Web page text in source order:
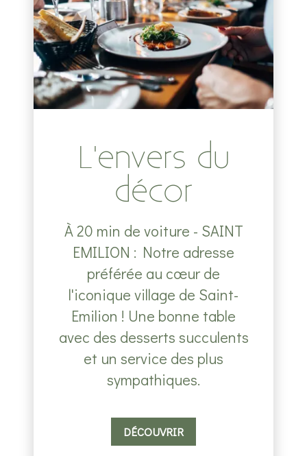
L'envers du
décor
À 20 min de voiture - SAINT
EMILION : Notre adresse
préférée au cœur de
l'iconique village de Saint-
Emilion ! Une bonne table
avec des desserts succulents
et un service des plus
sympathiques.
DÉCOUVRIR